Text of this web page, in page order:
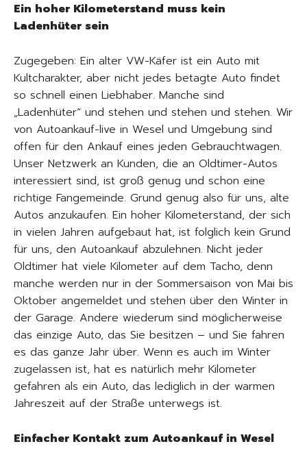
Ein hoher Kilometerstand muss kein
Ladenhüter sein
Zugegeben: Ein alter VW-Käfer ist ein Auto mit
Kultcharakter, aber nicht jedes betagte Auto findet
so schnell einen Liebhaber. Manche sind
„Ladenhüter“ und stehen und stehen und stehen. Wir
von Autoankauf-live in Wesel und Umgebung sind
offen für den Ankauf eines jeden Gebrauchtwagen.
Unser Netzwerk an Kunden, die an Oldtimer-Autos
interessiert sind, ist groß genug und schon eine
richtige Fangemeinde. Grund genug also für uns, alte
Autos anzukaufen. Ein hoher Kilometerstand, der sich
in vielen Jahren aufgebaut hat, ist folglich kein Grund
für uns, den Autoankauf abzulehnen. Nicht jeder
Oldtimer hat viele Kilometer auf dem Tacho, denn
manche werden nur in der Sommersaison von Mai bis
Oktober angemeldet und stehen über den Winter in
der Garage. Andere wiederum sind möglicherweise
das einzige Auto, das Sie besitzen – und Sie fahren
es das ganze Jahr über. Wenn es auch im Winter
zugelassen ist, hat es natürlich mehr Kilometer
gefahren als ein Auto, das lediglich in der warmen
Jahreszeit auf der Straße unterwegs ist.
Einfacher Kontakt zum Autoankauf in Wesel